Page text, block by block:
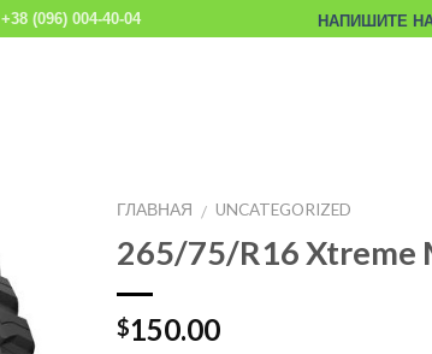
+38 (096) 004-40-04 НАПИШИТЕ
ГЛАВНАЯ / UNCATEGORIZED
265/75/R16 Xtreme
$150.00